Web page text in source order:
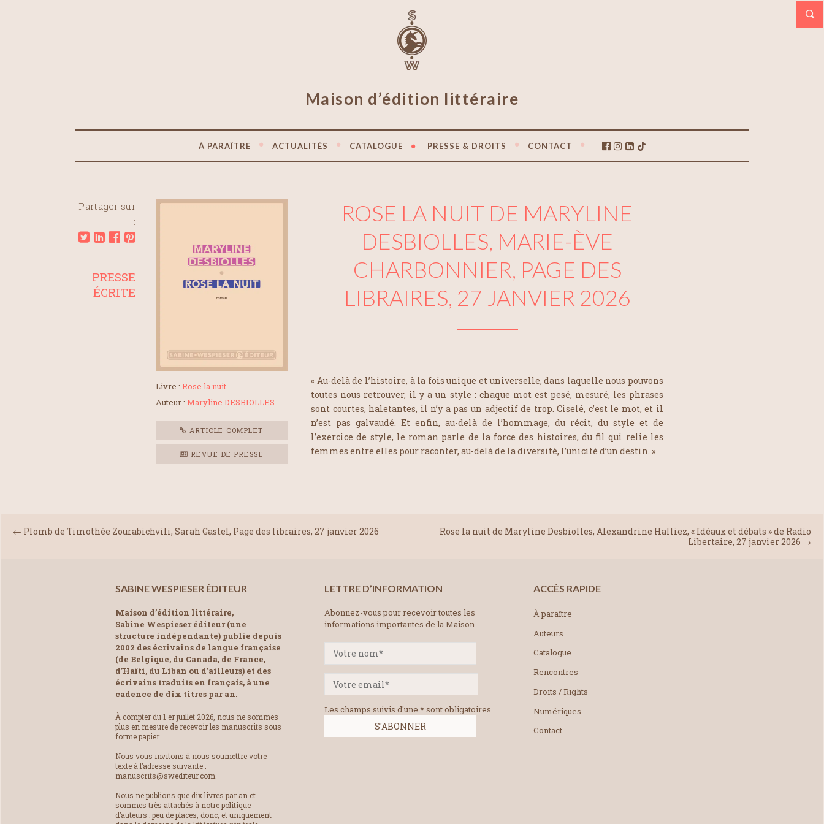
Maison d’édition littéraire
À PARAÎTRE ACTUALITÉS CATALOGUE PRESSE & DROITS CONTACT
Partager sur
:
Livre : Rose la nuit
Auteur : Maryline DESBIOLLES
ARTICLE COMPLET
REVUE DE PRESSE
ROSE LA NUIT DE MARYLINE
DESBIOLLES, MARIE-ÈVE
CHARBONNIER, PAGE DES
LIBRAIRES, 27 JANVIER 2026
« Au-delà de l’histoire, à la fois unique et universelle, dans laquelle nous pouvons
toutes nous retrouver, il y a un style : chaque mot est pesé, mesuré, les phrases
sont courtes, haletantes, il n’y a pas un adjectif de trop. Ciselé, c’est le mot, et il
n’est pas galvaudé. Et enfin, au-delà de l’hommage, du récit, du style et de
l’exercice de style, le roman parle de la force des histoires, du fil qui relie les
femmes entre elles pour raconter, au-delà de la diversité, l’unicité d’un destin. »
PRESSE
ÉCRITE
Rose la nuit de Maryline Desbiolles, Alexandrine Halliez, « Idéaux et débats » de Radio
Libertaire, 27 janvier 2026 →
← Plomb de Timothée Zourabichvili, Sarah Gastel, Page des libraires, 27 janvier 2026
SABINE WESPIESER ÉDITEUR
Maison d’édition littéraire,
Sabine Wespieser éditeur (une
structure indépendante) publie depuis
2002 des écrivains de langue française
(de Belgique, du Canada, de France,
d’Haïti, du Liban ou d’ailleurs) et des
écrivains traduits en français, à une
cadence de dix titres par an.
À compter du 1 er juillet 2026, nous ne sommes
plus en mesure de recevoir les manuscrits sous
forme papier.
Nous vous invitons à nous soumettre votre
texte à l’adresse suivante :
manuscrits@swediteur.com.
Nous ne publions que dix livres par an et
sommes très attachés à notre politique
d’auteurs : peu de places, donc, et uniquement
LETTRE D’INFORMATION
Abonnez-vous pour recevoir toutes les
informations importantes de la Maison.
Les champs suivis d'une * sont obligatoires
ACCÈS RAPIDE
À paraître
Auteurs
Catalogue
Rencontres
Droits / Rights
Numériques
Contact